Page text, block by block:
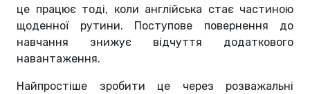
це працює тоді, коли англійська стає частиною
щоденної рутини. Поступове повернення до
навчання знижує відчуття додаткового
навантаження.
Найпростіше зробити це через розважальні